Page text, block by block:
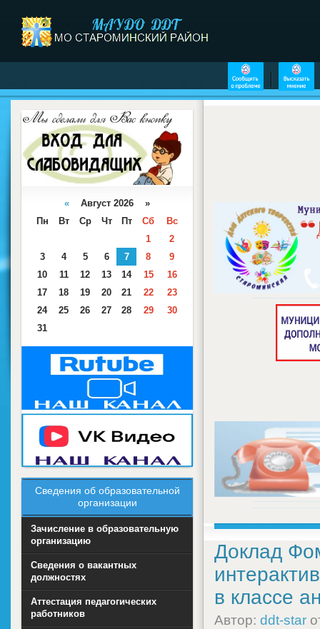
Доклад
в классе
Автор: ddt-star
« Август 2026 »
Пн
Вт Ср Чт Пт Сб
Вс
1
2
3
4 5 6 7 8
9
10
11 12 13 14 15
16
17
18 19 20 21 22
23
24
25 26 27 28 29
30
31
Сведения об образовательной
организации
Зачисление в образовательную
организацию
Сведения о вакантных
должностях
Аттестация педагогических
работников